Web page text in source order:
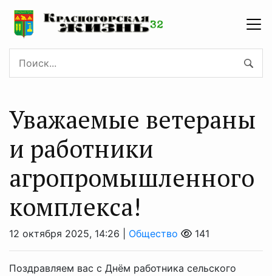
Уважаемые ветераны
и работники
агропромышленного
комплекса!
12 октября 2025, 14:26 | Общество 141
Поздравляем вас с Днём работника сельского